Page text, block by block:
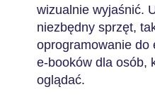
wizualnie wyjaśnić.
niezbędny sprzęt,
oprogramowanie do
e-booków dla osób,
oglądać.